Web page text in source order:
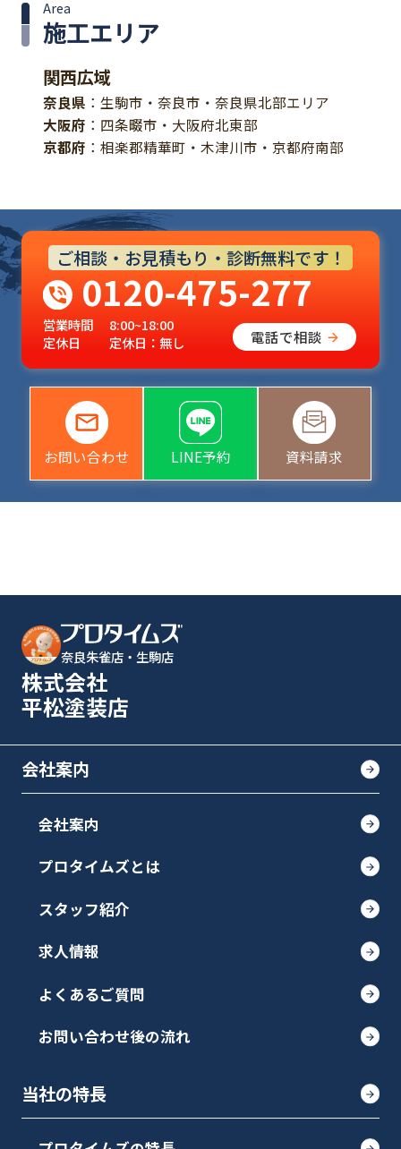
施工エリア
Area
関西広域
奈良県 ：生駒市・奈良市・奈良県北部エリア
大阪府 ：四条畷市・大阪府北東部
京都府 ：相楽郡精華町・木津川市・京都府南部
ご相談・お見積もり・診断無料です！
0120-475-277
営業時間
8:00~18:00
定休日
定休日：無し 電話で相談
お問い合わせ LINE予約 資料請求
奈良朱雀店・生駒店
株式会社
平松塗装店
会社案内
会社案内
プロタイムズとは
スタッフ紹介
求人情報
よくあるご質問
お問い合わせ後の流れ
当社の特長